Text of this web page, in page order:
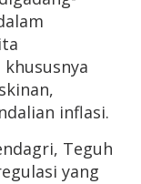
inflasi.
Teguh
yang